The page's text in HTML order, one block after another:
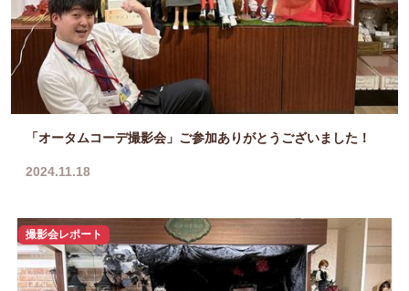
「オータムコーデ撮影会」ご参加ありがとうございました！
2024.11.18
撮影会レポート